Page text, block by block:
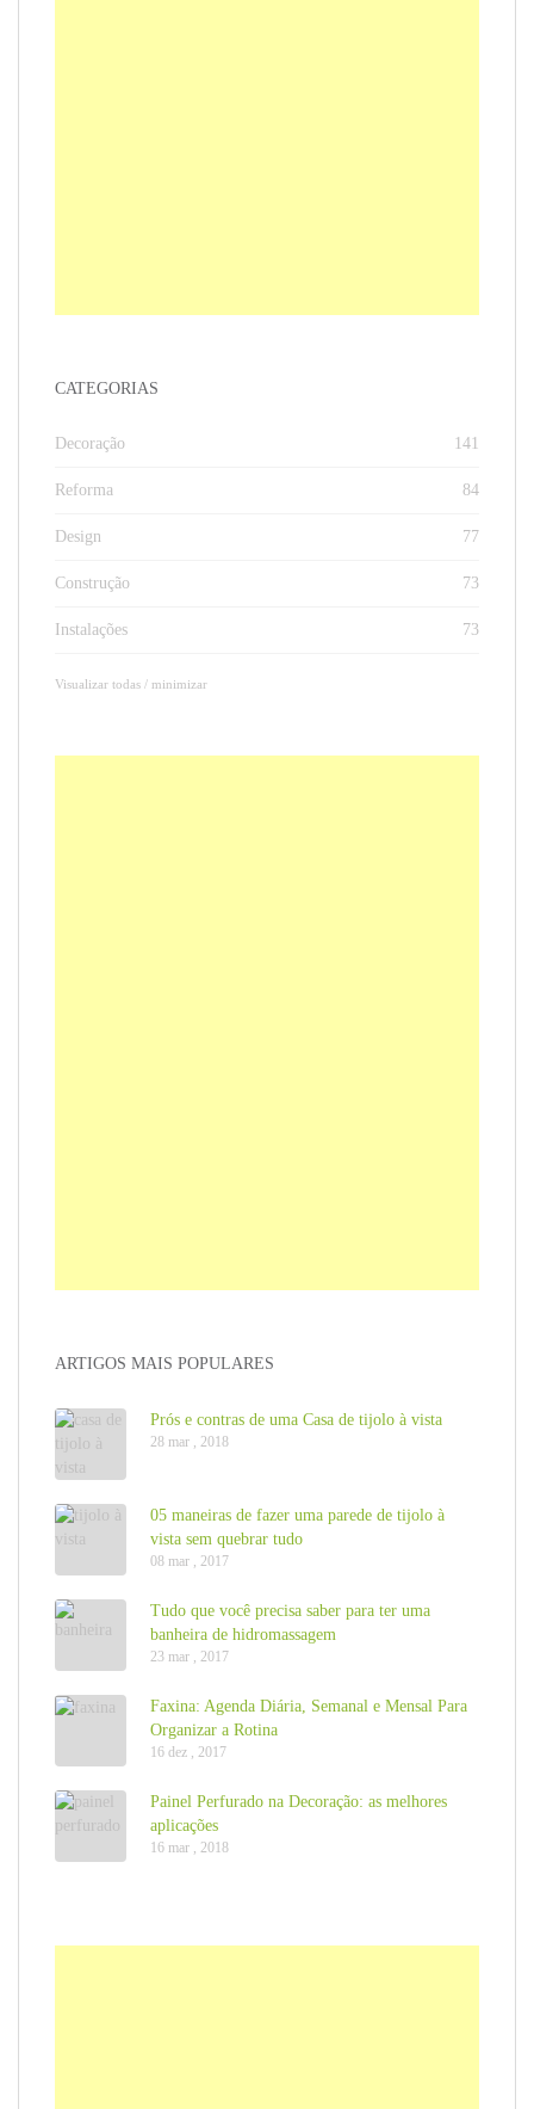
CATEGORIAS
Decoração 141
Reforma 84
Design 77
Construção 73
Instalações 73
Visualizar todas / minimizar
ARTIGOS MAIS POPULARES
Prós e contras de uma Casa de tijolo à vista
28 mar , 2018
05 maneiras de fazer uma parede de tijolo à
vista sem quebrar tudo
08 mar , 2017
Tudo que você precisa saber para ter uma
banheira de hidromassagem
23 mar , 2017
Faxina: Agenda Diária, Semanal e Mensal Para
Organizar a Rotina
16 dez , 2017
Painel Perfurado na Decoração: as melhores
aplicações
16 mar , 2018